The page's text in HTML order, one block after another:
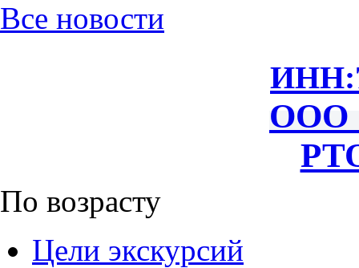
Все новости
ИНН:
ООО
По возрасту
Цели экскурсий